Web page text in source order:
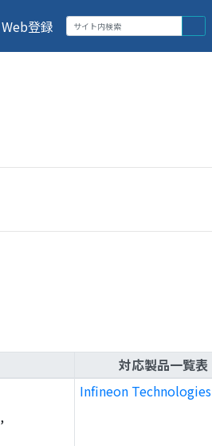
Web登録
対応製品一覧表
Infineon Technologies